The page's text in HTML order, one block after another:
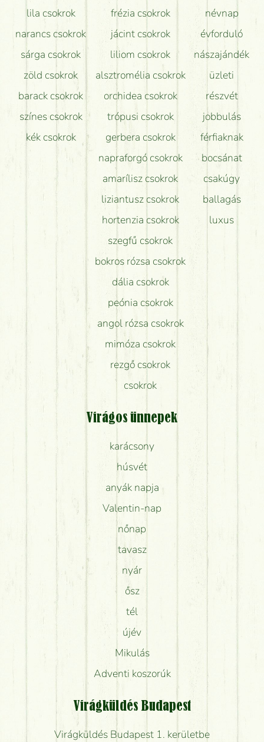
lila csokrok
narancs csokrok
sárga csokrok
zöld csokrok
barack csokrok
színes csokrok
kék csokrok
frézia csokrok
jácint csokrok
liliom csokrok
alsztromélia csokrok
orchidea csokrok
trópusi csokrok
gerbera csokrok
napraforgó csokrok
amarílisz csokrok
liziantusz csokrok
hortenzia csokrok
szegfű csokrok
bokros rózsa csokrok
dália csokrok
peónia csokrok
angol rózsa csokrok
mimóza csokrok
rezgő csokrok
csokrok
névnap
évforduló
nászajándék
üzleti
részvét
jobbulás
férfiaknak
bocsánat
csakúgy
ballagás
luxus
Virágos ünnepek
karácsony
húsvét
anyák napja
Valentin-nap
nőnap
tavasz
nyár
ősz
tél
újév
Mikulás
Adventi koszorúk
Virágküldés Budapest
Virágküldés Budapest 1. kerületbe